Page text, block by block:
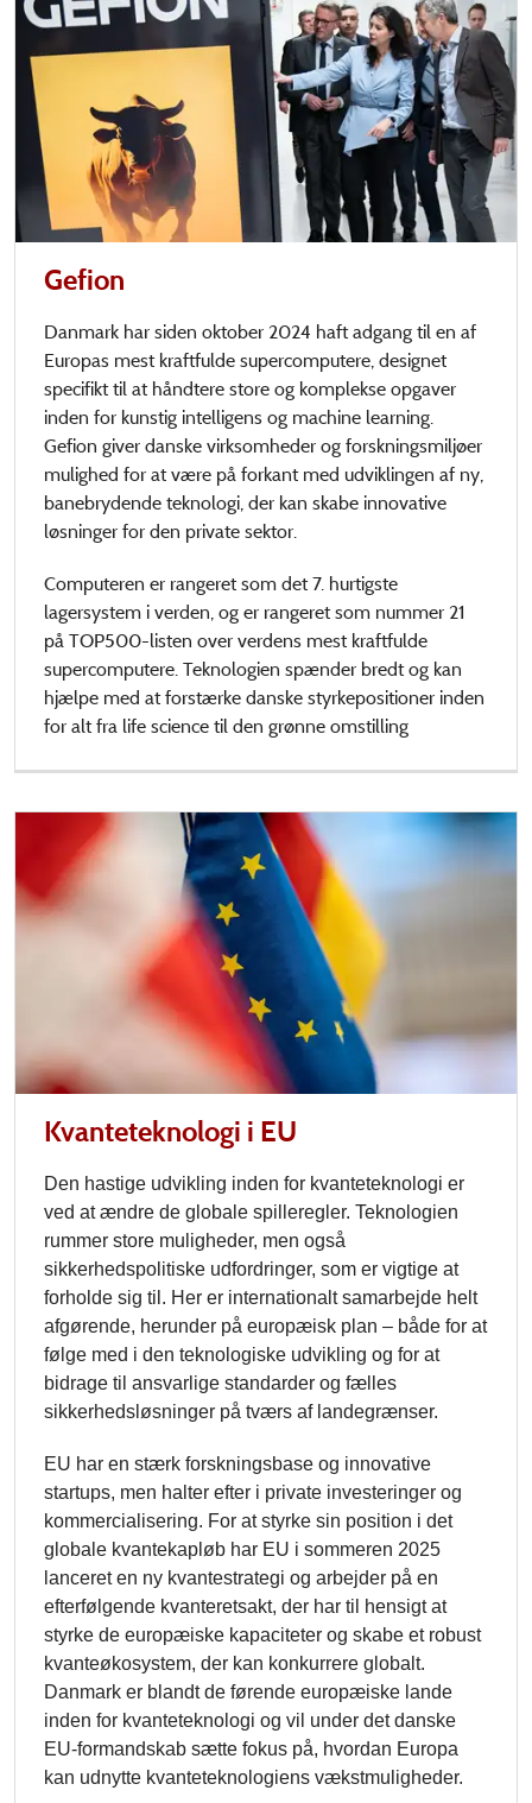
Gefion
Danmark har siden oktober 2024 haft adgang til en af
Europas mest kraftfulde supercomputere, designet
specifikt til at håndtere store og komplekse opgaver
inden for kunstig intelligens og machine learning.
Gefion giver danske virksomheder og forskningsmiljøer
mulighed for at være på forkant med udviklingen af ny,
banebrydende teknologi, der kan skabe innovative
løsninger for den private sektor.
Computeren er rangeret som det 7. hurtigste
lagersystem i verden, og er rangeret som nummer 21
på TOP500-listen over verdens mest kraftfulde
supercomputere. Teknologien spænder bredt og kan
hjælpe med at forstærke danske styrkepositioner inden
for alt fra life science til den grønne omstilling
Kvanteteknologi i EU
Den hastige udvikling inden for kvanteteknologi er
ved at ændre de globale spilleregler. Teknologien
rummer store muligheder, men også
sikkerhedspolitiske udfordringer, som er vigtige at
forholde sig til. Her er internationalt samarbejde helt
afgørende, herunder på europæisk plan – både for at
følge med i den teknologiske udvikling og for at
bidrage til ansvarlige standarder og fælles
sikkerhedsløsninger på tværs af landegrænser.
EU har en stærk forskningsbase og innovative
startups, men halter efter i private investeringer og
kommercialisering. For at styrke sin position i det
globale kvantekapløb har EU i sommeren 2025
lanceret en ny kvantestrategi og arbejder på en
efterfølgende kvanteretsakt, der har til hensigt at
styrke de europæiske kapaciteter og skabe et robust
kvanteøkosystem, der kan konkurrere globalt.
Danmark er blandt de førende europæiske lande
inden for kvanteteknologi og vil under det danske
EU-formandskab sætte fokus på, hvordan Europa
kan udnytte kvanteteknologiens vækstmuligheder.